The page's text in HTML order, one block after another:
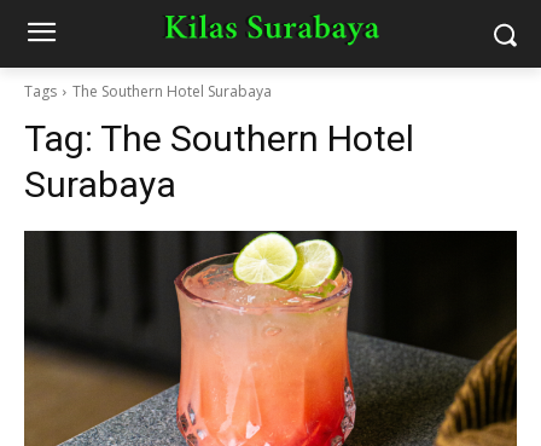
Tags The Southern Hotel Surabaya
Tag: The Southern Hotel
Surabaya